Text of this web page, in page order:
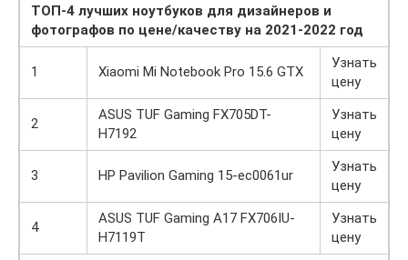
ТОП-4 лучших ноутбуков для дизайнеров и
фотографов по цене/качеству на 2021-2022 год
1 Xiaomi Mi Notebook Pro 15.6 GTX
Узнать
цену
2
ASUS TUF Gaming FX705DT-
H7192
Узнать
цену
3 HP Pavilion Gaming 15-ec0061ur
Узнать
цену
4
ASUS TUF Gaming A17 FX706IU-
H7119T
Узнать
цену